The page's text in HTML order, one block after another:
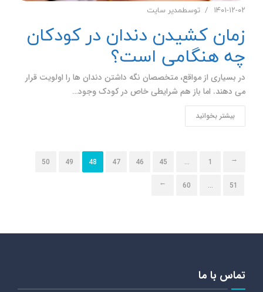
۱۴۰۱-۱۲-۰۲ توسطمدیر سایت
زمان کشیدن دندان در کودکان
چه هنگامی است؟
در بسیاری از مواقع، متخصصان نگه داشتن دندان ها را اولویت قرار
می دهند. اما باز هم شرایطی خاص در کودک وجود…
بیشتر بخوانید
←
1
…
45
46
47
48
49
50
51
…
60
→
تماس با ما